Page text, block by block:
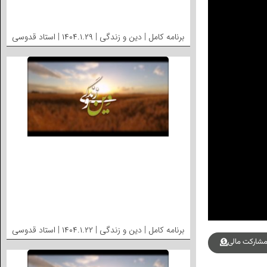
مشارکت مالی
برنامه کامل | دین و زندگی | ۱۴۰۴.۱.۲۹ | استاد قدوسی
برنامه کامل | دین و زندگی | ۱۴۰۴.۱.۲۲ | استاد قدوسی